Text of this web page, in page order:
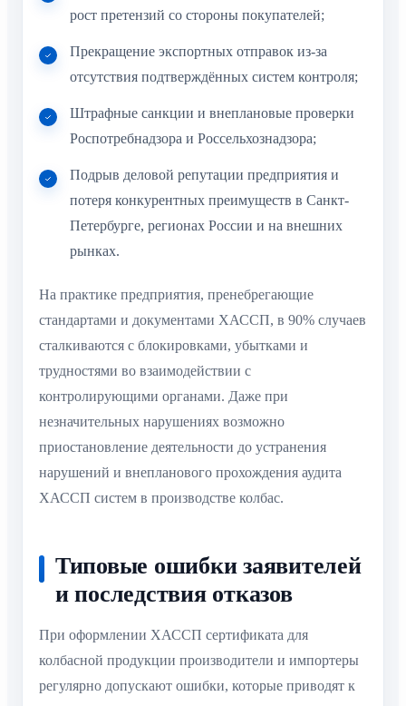
рост претензий со стороны покупателей;
Прекращение экспортных отправок из-за
отсутствия подтверждённых систем контроля;
Штрафные санкции и внеплановые проверки
Роспотребнадзора и Россельхознадзора;
Подрыв деловой репутации предприятия и
потеря конкурентных преимуществ в Санкт-
Петербурге, регионах России и на внешних
рынках.
На практике предприятия, пренебрегающие
стандартами и документами ХАССП, в 90% случаев
сталкиваются с блокировками, убытками и
трудностями во взаимодействии с
контролирующими органами. Даже при
незначительных нарушениях возможно
приостановление деятельности до устранения
нарушений и внепланового прохождения аудита
ХАССП систем в производстве колбас.
Типовые ошибки заявителей
и последствия отказов
При оформлении ХАССП сертификата для
колбасной продукции производители и импортеры
регулярно допускают ошибки, которые приводят к